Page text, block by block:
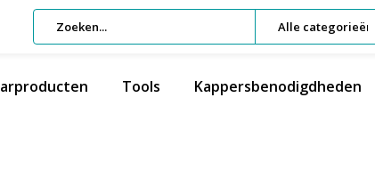
Alle categorieën
Tools Kappersbenodigdheden